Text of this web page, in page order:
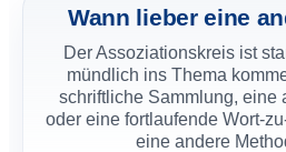
soll Sprache öffnen, nicht
kommt nach der Runde. Ohne
Assoziationskreis ein Warm-
wird er zum Einstieg in
Fragestellung.
Wann lieber eine
Der Assoziationskreis ist
mündlich ins Thema
schriftliche Sammlung, eine
oder eine fortlaufende Wort-
eine andere